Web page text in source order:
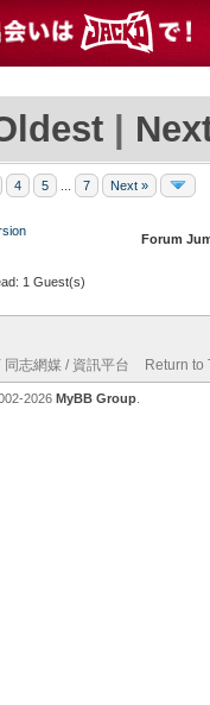
|
4 5 7 Next »
Forum
1 Guest(s)
同志網媒 / 資訊平台 Return to
2026 MyBB Group